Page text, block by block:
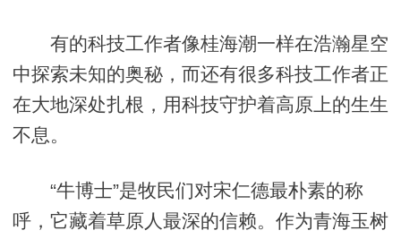
有的科技工作者像桂海潮一样在浩瀚星空
中探索未知的奥秘，而还有很多科技工作者正
在大地深处扎根，用科技守护着高原上的生生
不息。
“牛博士”是牧民们对宋仁德最朴素的称
呼，它藏着草原人最深的信赖。作为青海玉树